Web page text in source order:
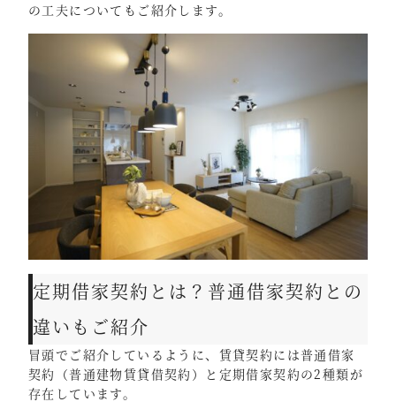
の工夫についてもご紹介します。
定期借家契約とは？普通借家契約との
違いもご紹介
冒頭でご紹介しているように、賃貸契約には普通借家
契約（普通建物賃貸借契約）と定期借家契約の2種類が
存在しています。